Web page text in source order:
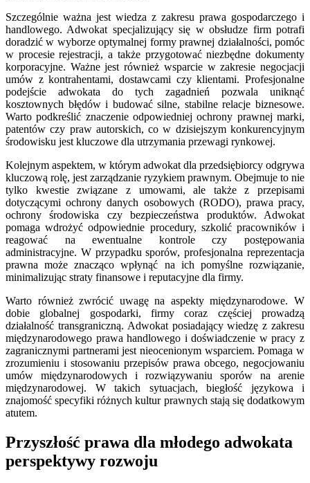
Szczególnie ważna jest wiedza z zakresu prawa gospodarczego i
handlowego. Adwokat specjalizujący się w obsłudze firm potrafi
doradzić w wyborze optymalnej formy prawnej działalności, pomóc
w procesie rejestracji, a także przygotować niezbędne dokumenty
korporacyjne. Ważne jest również wsparcie w zakresie negocjacji
umów z kontrahentami, dostawcami czy klientami. Profesjonalne
podejście adwokata do tych zagadnień pozwala uniknąć
kosztownych błędów i budować silne, stabilne relacje biznesowe.
Warto podkreślić znaczenie odpowiedniej ochrony prawnej marki,
patentów czy praw autorskich, co w dzisiejszym konkurencyjnym
środowisku jest kluczowe dla utrzymania przewagi rynkowej.
Kolejnym aspektem, w którym adwokat dla przedsiębiorcy odgrywa
kluczową rolę, jest zarządzanie ryzykiem prawnym. Obejmuje to nie
tylko kwestie związane z umowami, ale także z przepisami
dotyczącymi ochrony danych osobowych (RODO), prawa pracy,
ochrony środowiska czy bezpieczeństwa produktów. Adwokat
pomaga wdrożyć odpowiednie procedury, szkolić pracowników i
reagować na ewentualne kontrole czy postępowania
administracyjne. W przypadku sporów, profesjonalna reprezentacja
prawna może znacząco wpłynąć na ich pomyślne rozwiązanie,
minimalizując straty finansowe i reputacyjne dla firmy.
Warto również zwrócić uwagę na aspekty międzynarodowe. W
dobie globalnej gospodarki, firmy coraz częściej prowadzą
działalność transgraniczną. Adwokat posiadający wiedzę z zakresu
międzynarodowego prawa handlowego i doświadczenie w pracy z
zagranicznymi partnerami jest nieocenionym wsparciem. Pomaga w
zrozumieniu i stosowaniu przepisów prawa obcego, negocjowaniu
umów międzynarodowych i rozwiązywaniu sporów na arenie
międzynarodowej. W takich sytuacjach, biegłość językowa i
znajomość specyfiki różnych kultur prawnych stają się dodatkowym
atutem.
Przyszłość prawa dla młodego adwokata
perspektywy rozwoju